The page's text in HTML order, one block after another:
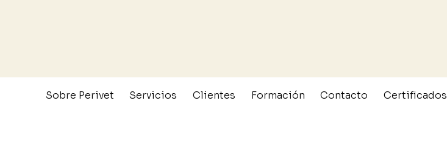
Sobre Perivet Servicios Clientes Formación Contacto Certificados